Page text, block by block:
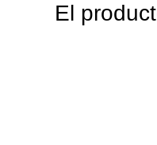
El